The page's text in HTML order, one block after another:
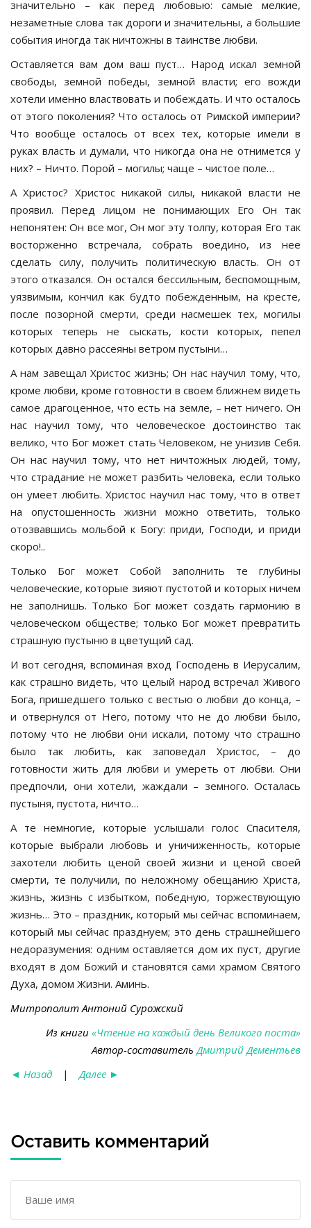
значительно – как перед любовью: самые мелкие,
незаметные слова так дороги и значительны, а большие
события иногда так ничтожны в таинстве любви.
Оставляется вам дом ваш пуст… Народ искал земной
свободы, земной победы, земной власти; его вожди
хотели именно властвовать и побеждать. И что осталось
от этого поколения? Что осталось от Римской империи?
Что вообще осталось от всех тех, которые имели в
руках власть и думали, что никогда она не отнимется у
них? – Ничто. Порой – могилы; чаще – чистое поле…
А Христос? Христос никакой силы, никакой власти не
проявил. Перед лицом не понимающих Его Он так
непонятен: Он все мог, Он мог эту толпу, которая Его так
восторженно встречала, собрать воедино, из нее
сделать силу, получить политическую власть. Он от
этого отказался. Он остался бессильным, беспомощным,
уязвимым, кончил как будто побежденным, на кресте,
после позорной смерти, среди насмешек тех, могилы
которых теперь не сыскать, кости которых, пепел
которых давно рассеяны ветром пустыни…
А нам завещал Христос жизнь; Он нас научил тому, что,
кроме любви, кроме готовности в своем ближнем видеть
самое драгоценное, что есть на земле, – нет ничего. Он
нас научил тому, что человеческое достоинство так
велико, что Бог может стать Человеком, не унизив Себя.
Он нас научил тому, что нет ничтожных людей, тому,
что страдание не может разбить человека, если только
он умеет любить. Христос научил нас тому, что в ответ
на опустошенность жизни можно ответить, только
отозвавшись мольбой к Богу: приди, Господи, и приди
скоро!..
Только Бог может Собой заполнить те глубины
человеческие, которые зияют пустотой и которых ничем
не заполнишь. Только Бог может создать гармонию в
человеческом обществе; только Бог может превратить
страшную пустыню в цветущий сад.
И вот сегодня, вспоминая вход Господень в Иерусалим,
как страшно видеть, что целый народ встречал Живого
Бога, пришедшего только с вестью о любви до конца, –
и отвернулся от Него, потому что не до любви было,
потому что не любви они искали, потому что страшно
было так любить, как заповедал Христос, – до
готовности жить для любви и умереть от любви. Они
предпочли, они хотели, жаждали – земного. Осталась
пустыня, пустота, ничто…
А те немногие, которые услышали голос Спасителя,
которые выбрали любовь и уничиженность, которые
захотели любить ценой своей жизни и ценой своей
смерти, те получили, по неложному обещанию Христа,
жизнь, жизнь с избытком, победную, торжествующую
жизнь… Это – праздник, который мы сейчас вспоминаем,
который мы сейчас празднуем; это день страшнейшего
недоразумения: одним оставляется дом их пуст, другие
входят в дом Божий и становятся сами храмом Святого
Духа, домом Жизни. Аминь.
Митрополит Антоний Сурожский
Из книги «Чтение на каждый день Великого поста»
Автор-составитель Дмитрий Дементьев
◄ Назад | Далее ►
Оставить комментарий